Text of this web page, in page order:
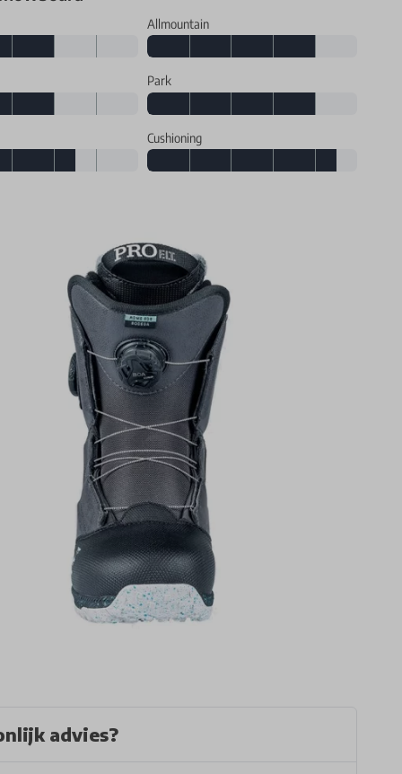
Allmountain
Park
Cushioning
advies?